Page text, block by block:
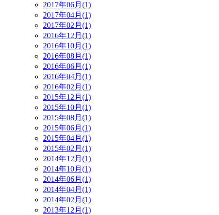
2017年06月(1)
2017年04月(1)
2017年02月(1)
2016年12月(1)
2016年10月(1)
2016年08月(1)
2016年06月(1)
2016年04月(1)
2016年02月(1)
2015年12月(1)
2015年10月(1)
2015年08月(1)
2015年06月(1)
2015年04月(1)
2015年02月(1)
2014年12月(1)
2014年10月(1)
2014年06月(1)
2014年04月(1)
2014年02月(1)
2013年12月(1)